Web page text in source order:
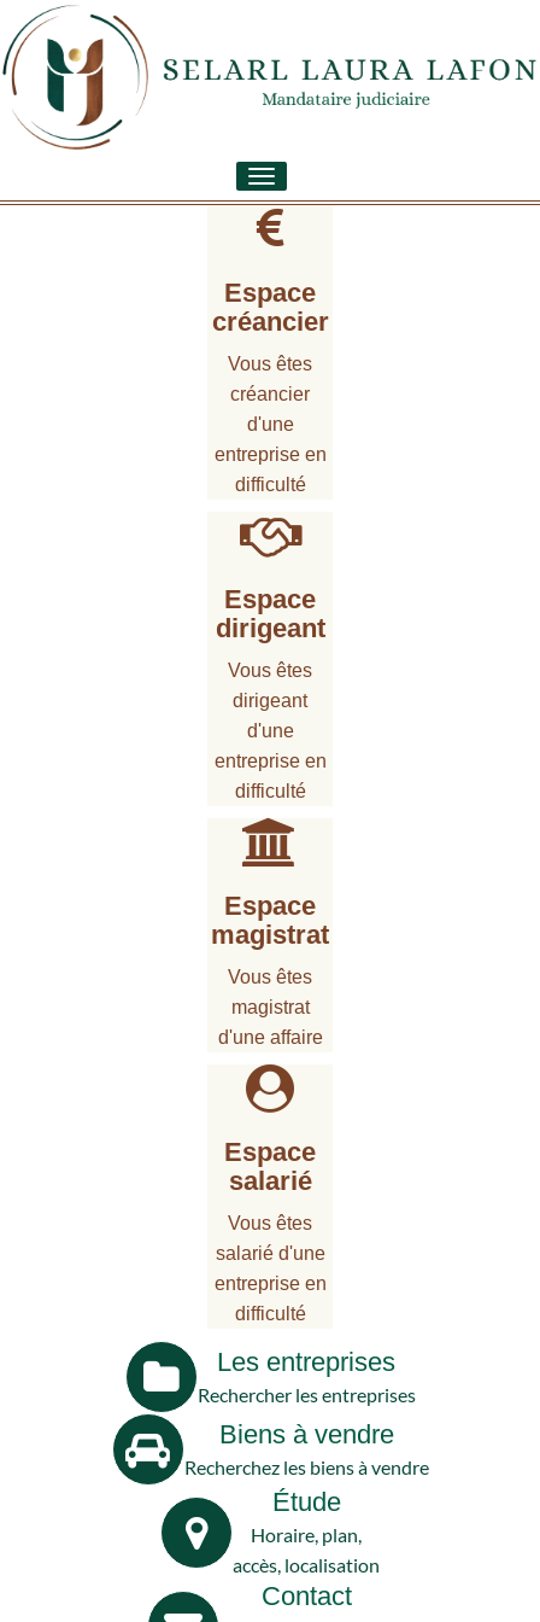
Toggle
navigation
Espace
créancier
Vous êtes
créancier
d'une
entreprise en
difficulté
Espace
dirigeant
Vous êtes
dirigeant
d'une
entreprise en
difficulté
Espace
magistrat
Vous êtes
magistrat
d'une affaire
Espace
salarié
Vous êtes
salarié d'une
entreprise en
difficulté
Les entreprises
Rechercher les entreprises
Biens à vendre
Recherchez les biens à vendre
Étude
Horaire, plan,
accès, localisation
Contact